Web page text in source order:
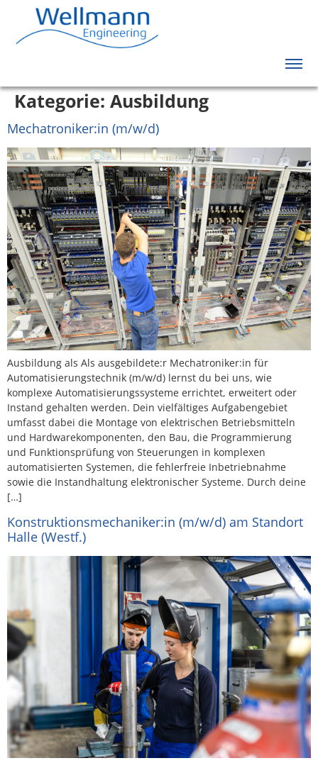
Kategorie: Ausbildung
Mechatroniker:in (m/w/d)
Ausbildung als Als ausgebildete:r Mechatroniker:in für
Automatisierungstechnik (m/w/d) lernst du bei uns, wie
komplexe Automatisierungssysteme errichtet, erweitert oder
Instand gehalten werden. Dein vielfältiges Aufgabengebiet
umfasst dabei die Montage von elektrischen Betriebsmitteln
und Hardwarekomponenten, den Bau, die Programmierung
und Funktionsprüfung von Steuerungen in komplexen
automatisierten Systemen, die fehlerfreie Inbetriebnahme
sowie die Instandhaltung elektronischer Systeme. Durch deine
[…]
Konstruktionsmechaniker:in (m/w/d) am Standort
Halle (Westf.)